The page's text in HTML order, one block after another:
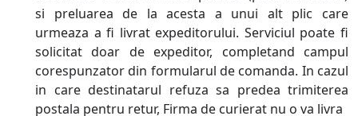
si preluarea de la acesta a unui alt plic care
urmeaza a fi livrat expeditorului. Serviciul poate fi
solicitat doar de expeditor, completand campul
corespunzator din formularul de comanda. In cazul
in care destinatarul refuza sa predea trimiterea
postala pentru retur, Firma de curierat nu o va livra